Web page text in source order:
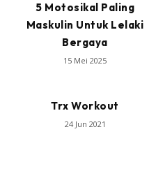
5 Motosikal Paling
Maskulin Untuk Lelaki
Bergaya
15 Mei 2025
Trx Workout
24 Jun 2021